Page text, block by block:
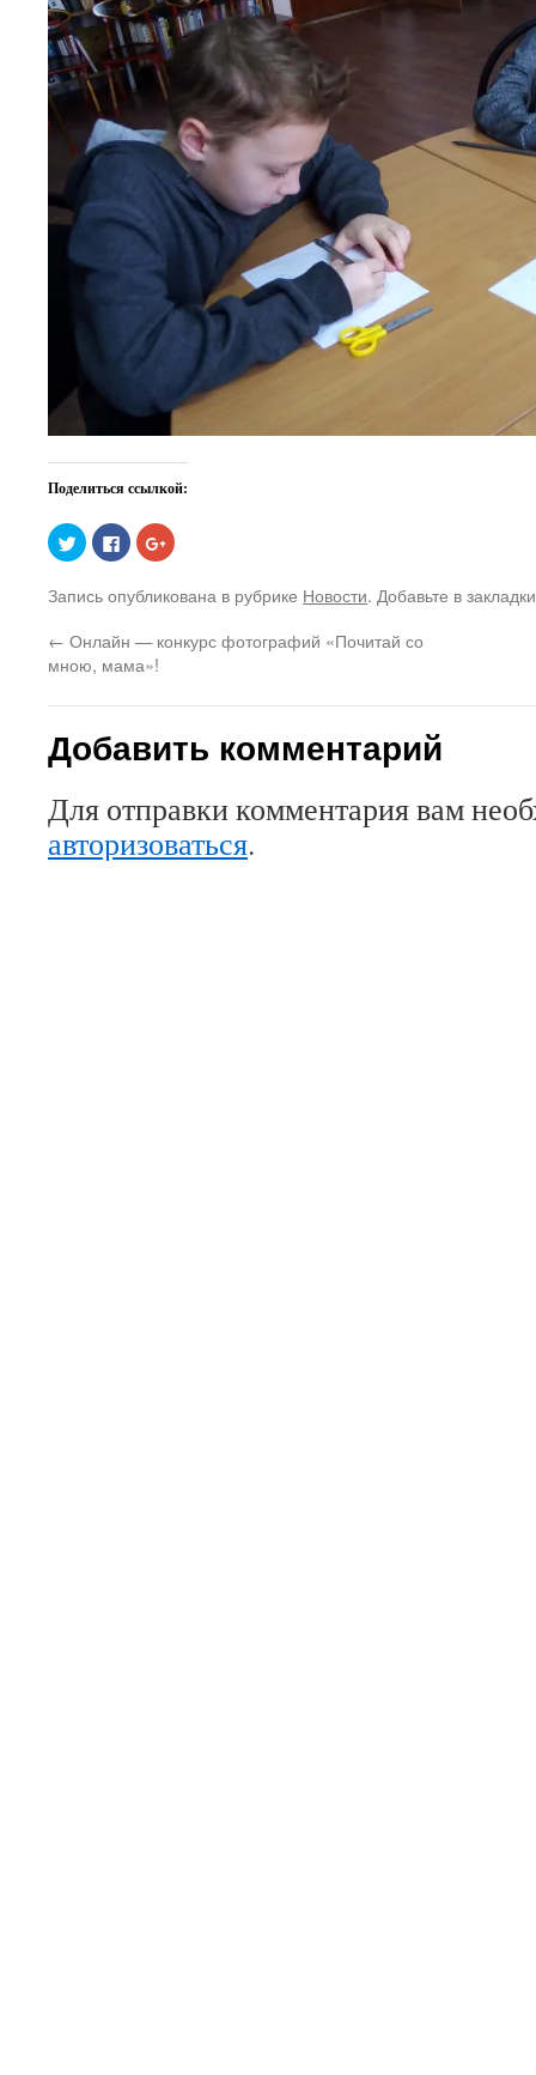
Поделиться ссылкой:
Нажмите,
чтобы
поделиться
Twitter
(Открывается
новом
окне)
Нажмите
здесь,
чтобы
контентом
на
(Открывается
в
новом
Нажмите,
чтобы
Google+
(Открывается
новом
окне)
Запись опубликована в рубрике Новости. Добавьте в
← Онлайн — конкурс фотографий «Почитай со
мною, мама»!
Добавить комментарий
Для отправки комментария вам
авторизоваться.